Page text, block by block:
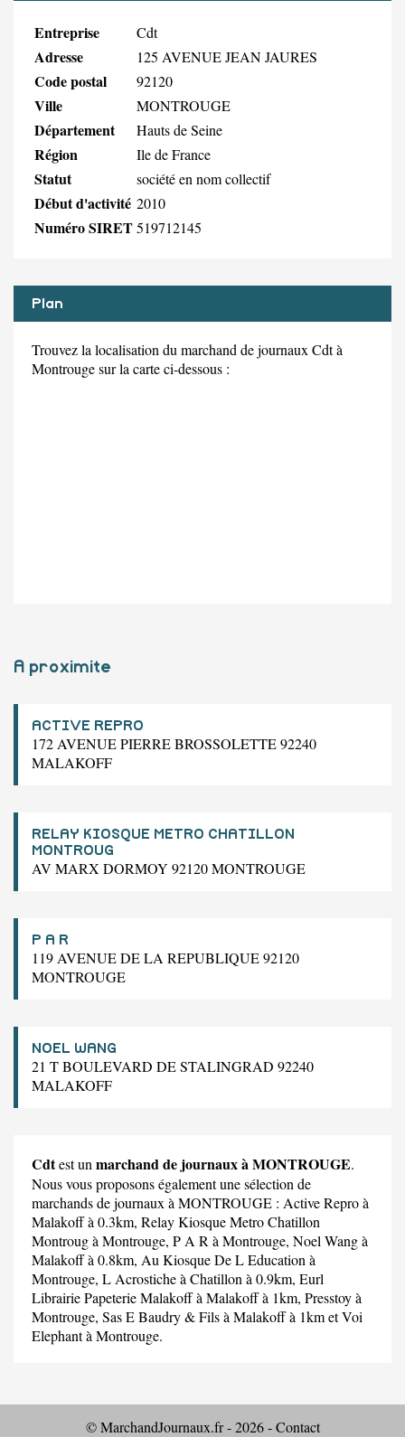
Entreprise Cdt
Adresse 125 AVENUE JEAN JAURES
Code postal 92120
Ville MONTROUGE
Département Hauts de Seine
Région Ile de France
Statut société en nom collectif
Début d'activité 2010
Numéro SIRET519712145
Plan
Trouvez la localisation du marchand de journaux Cdt à
Montrouge sur la carte ci-dessous :
A proximite
ACTIVE REPRO
172 AVENUE PIERRE BROSSOLETTE 92240
MALAKOFF
RELAY KIOSQUE METRO CHATILLON
MONTROUG
AV MARX DORMOY 92120 MONTROUGE
P A R
119 AVENUE DE LA REPUBLIQUE 92120
MONTROUGE
NOEL WANG
21 T BOULEVARD DE STALINGRAD 92240
MALAKOFF
Cdtest un marchand de journaux à MONTROUGE.
Nous vous proposons également une sélection de
marchands de journaux à MONTROUGE : Active Reproà
Malakoff à 0.3km, Relay Kiosque Metro Chatillon
Montrougà Montrouge, P A R à Montrouge, Noel Wangà
Malakoff à 0.8km, Au Kiosque De L Education à
Montrouge, L Acrosticheà Chatillon à 0.9km, Eurl
Librairie Papeterie Malakoffà Malakoff à 1km, Presstoyà
Montrouge, Sas E Baudry & Filsà Malakoff à 1km etVoi
Elephantà Montrouge.
© MarchandJournaux.fr - 2026 -Contact